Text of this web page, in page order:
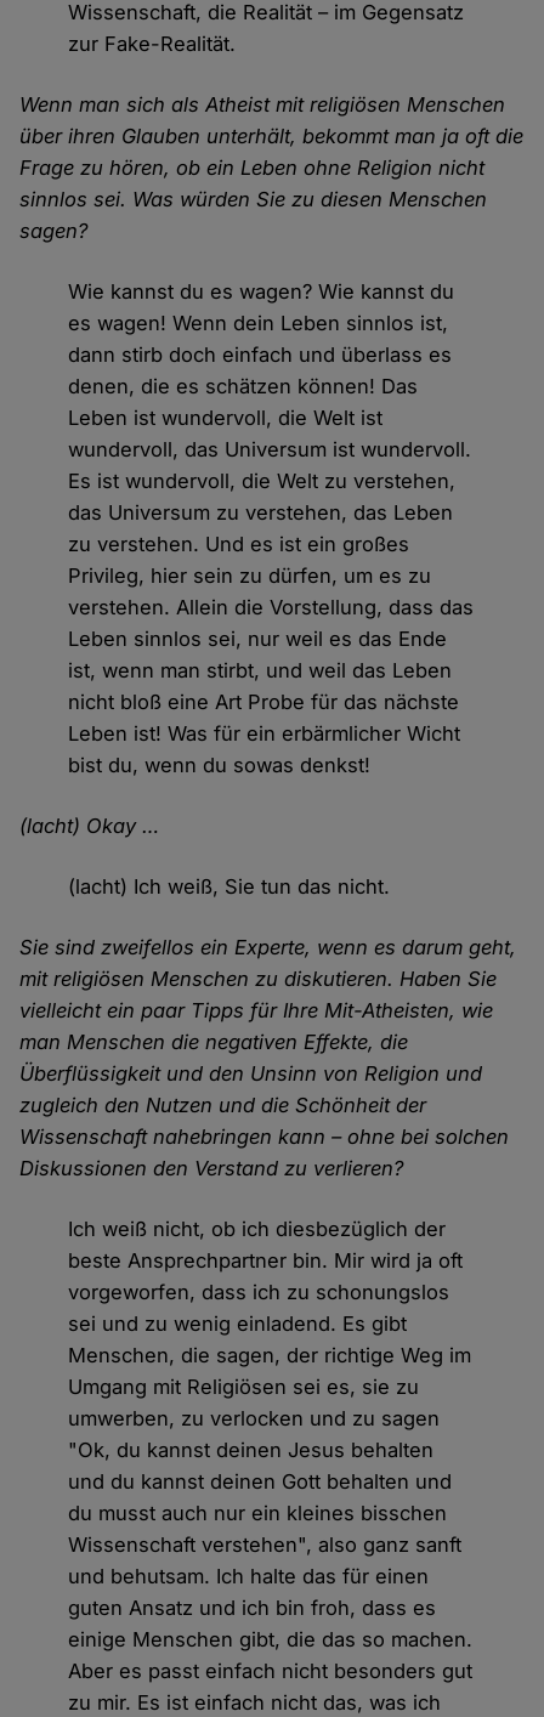
Wissenschaft, die Realität – im Gegensatz
zur Fake-Realität.
Wenn man sich als Atheist mit religiösen Menschen
über ihren Glauben unterhält, bekommt man ja oft die
Frage zu hören, ob ein Leben ohne Religion nicht
sinnlos sei. Was würden Sie zu diesen Menschen
sagen?
Wie kannst du es wagen? Wie kannst du
es wagen! Wenn dein Leben sinnlos ist,
dann stirb doch einfach und überlass es
denen, die es schätzen können! Das
Leben ist wundervoll, die Welt ist
wundervoll, das Universum ist wundervoll.
Es ist wundervoll, die Welt zu verstehen,
das Universum zu verstehen, das Leben
zu verstehen. Und es ist ein großes
Privileg, hier sein zu dürfen, um es zu
verstehen. Allein die Vorstellung, dass das
Leben sinnlos sei, nur weil es das Ende
ist, wenn man stirbt, und weil das Leben
nicht bloß eine Art Probe für das nächste
Leben ist! Was für ein erbärmlicher Wicht
bist du, wenn du sowas denkst!
(lacht) Okay …
(lacht) Ich weiß, Sie tun das nicht.
Sie sind zweifellos ein Experte, wenn es darum geht,
mit religiösen Menschen zu diskutieren. Haben Sie
vielleicht ein paar Tipps für Ihre Mit-Atheisten, wie
man Menschen die negativen Effekte, die
Überflüssigkeit und den Unsinn von Religion und
zugleich den Nutzen und die Schönheit der
Wissenschaft nahebringen kann – ohne bei solchen
Diskussionen den Verstand zu verlieren?
Ich weiß nicht, ob ich diesbezüglich der
beste Ansprechpartner bin. Mir wird ja oft
vorgeworfen, dass ich zu schonungslos
sei und zu wenig einladend. Es gibt
Menschen, die sagen, der richtige Weg im
Umgang mit Religiösen sei es, sie zu
umwerben, zu verlocken und zu sagen
"Ok, du kannst deinen Jesus behalten
und du kannst deinen Gott behalten und
du musst auch nur ein kleines bisschen
Wissenschaft verstehen", also ganz sanft
und behutsam. Ich halte das für einen
guten Ansatz und ich bin froh, dass es
einige Menschen gibt, die das so machen.
Aber es passt einfach nicht besonders gut
zu mir. Es ist einfach nicht das, was ich